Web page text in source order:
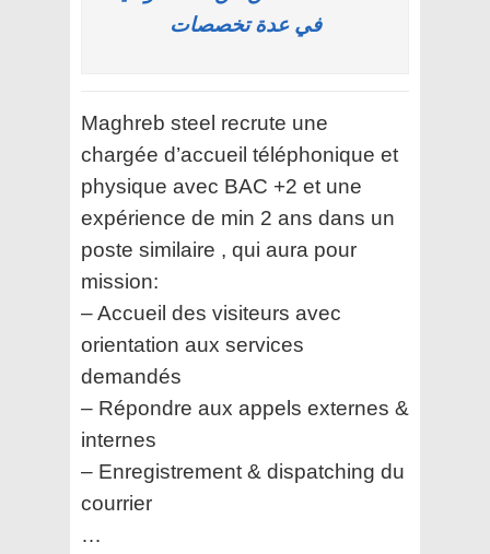
في عدة تخصصات
Maghreb steel recrute une
chargée d’accueil téléphonique et
physique avec BAC +2 et une
expérience de min 2 ans dans un
poste similaire , qui aura pour
mission:
– Accueil des visiteurs avec
orientation aux services
demandés
– Répondre aux appels externes &
internes
– Enregistrement & dispatching du
courrier
…